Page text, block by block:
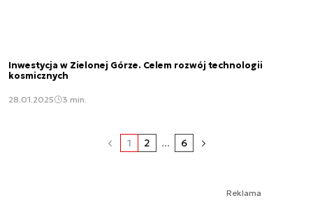
Inwestycja w Zielonej Górze. Celem rozwój technologii
kosmicznych
28.01.2025 3 min.
1 2 ... 6
Reklama